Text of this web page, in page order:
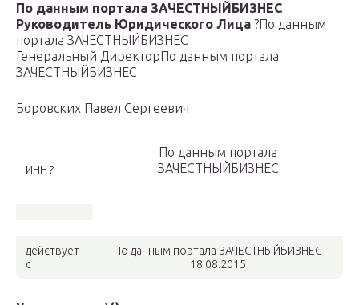
По данным портала ЗАЧЕСТНЫЙБИЗНЕС
Руководитель Юридического Лица ?По данным
портала ЗАЧЕСТНЫЙБИЗНЕС
Генеральный ДиректорПо данным портала
ЗАЧЕСТНЫЙБИЗНЕС
Боровских Павел Сергеевич
ИНН ?
По данным портала
ЗАЧЕСТНЫЙБИЗНЕС
действует
с
По данным портала ЗАЧЕСТНЫЙБИЗНЕС
18.08.2015